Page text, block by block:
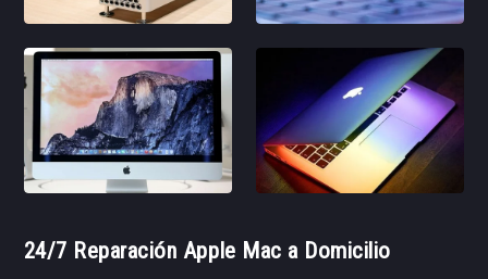
24/7 Reparación Apple Mac a Domicilio